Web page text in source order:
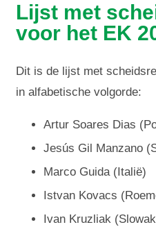
Lijst met
voor het EK
Dit is de lijst met
in alfabetische volgorde:
Artur Soares Dias
Jesús Gil Manzano
Marco Guida (Italië)
Istvan Kovacs
Ivan Kruzliak